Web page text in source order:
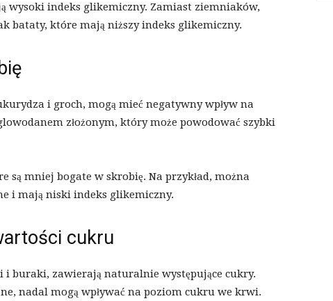
wysoki indeks glikemiczny. Zamiast ziemniaków,
bataty, które mają niższy indeks glikemiczny.
i groch, mogą mieć negatywny wpływ na
złożonym, który może powodować szybki
mniej bogate w skrobię. Na przykład, można
i mają niski indeks glikemiczny.
cukru
buraki, zawierają naturalnie występujące cukry.
nadal mogą wpływać na poziom cukru we krwi.